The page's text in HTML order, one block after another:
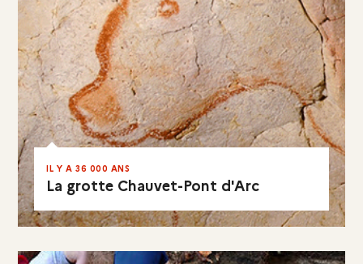
La grotte Chauvet-Pont d'Arc
IL Y A 36 000 ANS
VISITER LE SITE